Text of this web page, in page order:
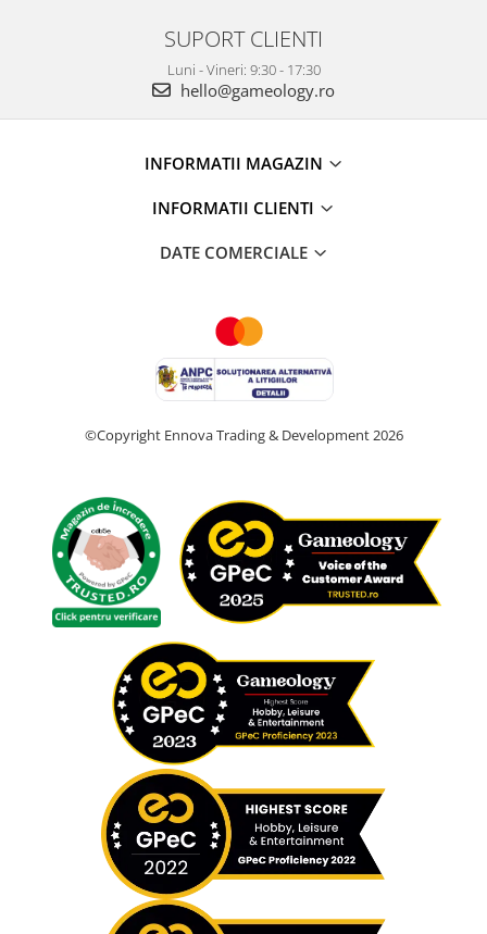
SUPORT CLIENTI
Luni - Vineri: 9:30 - 17:30
hello@gameology.ro
INFORMATII MAGAZIN
INFORMATII CLIENTI
DATE COMERCIALE
©Copyright Ennova Trading & Development 2026